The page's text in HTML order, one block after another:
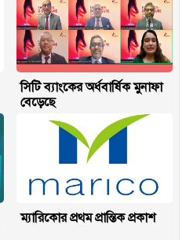
সিটি ব্যাংকের অর্ধবার্ষিক মুনাফা
বেড়েছে
ম্যারিকোর প্রথম প্রান্তিক প্রকাশ